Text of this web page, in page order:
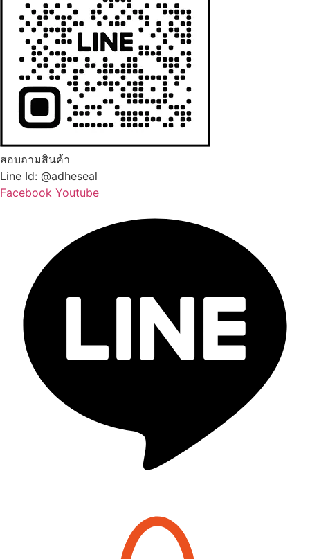
สอบถามสินค้า
Line Id: @adheseal
Facebook Youtube